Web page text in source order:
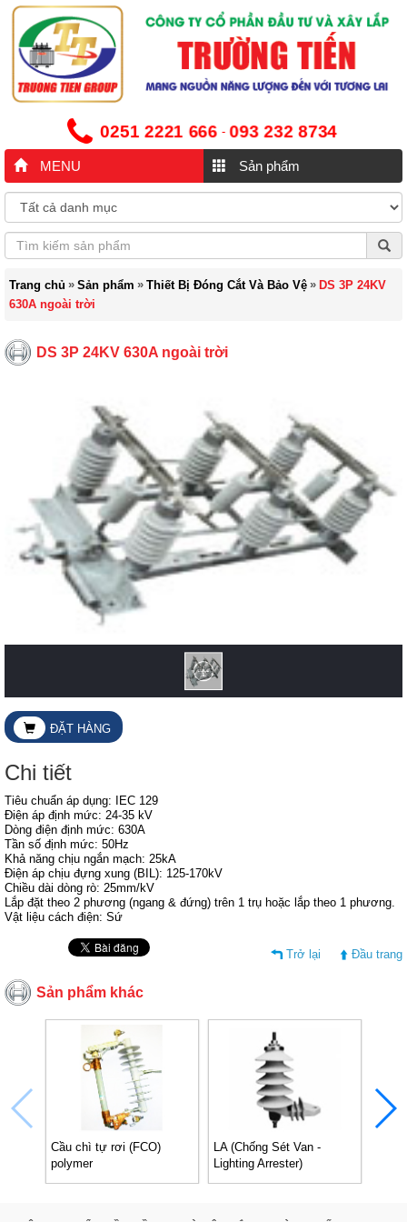
0251 2221 666 -093 232 8734
MENU Sản phẩm
Trang chủ » Sản phẩm » Thiết Bị Đóng Cắt Và Bảo Vệ » DS 3P 24KV
630A ngoài trời
DS 3P 24KV 630A ngoài trời
ĐẶT HÀNG
Chi tiết
Tiêu chuẩn áp dụng: IEC 129
Điện áp định mức: 24-35 kV
Dòng điện định mức: 630A
Tần số định mức: 50Hz
Khả năng chịu ngắn mạch: 25kA
Điện áp chịu đựng xung (BIL): 125-170kV
Chiều dài dòng rò: 25mm/kV
Lắp đặt theo 2 phương (ngang & đứng) trên 1 trụ hoặc lắp theo 1 phương.
Vật liệu cách điện: Sứ
Trở lại Đầu trang
Sản phẩm khác
Cầu chì tự rơi (FCO)
polymer
LA (Chống Sét Van -
Lighting Arrester)